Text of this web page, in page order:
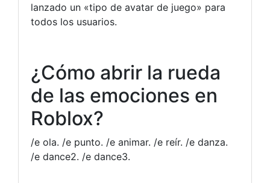
lanzado un «tipo de avatar de juego» para
todos los usuarios.
¿Cómo abrir la rueda
de las emociones en
Roblox?
/e ola. /e punto. /e animar. /e reír. /e danza.
/e dance2. /e dance3.